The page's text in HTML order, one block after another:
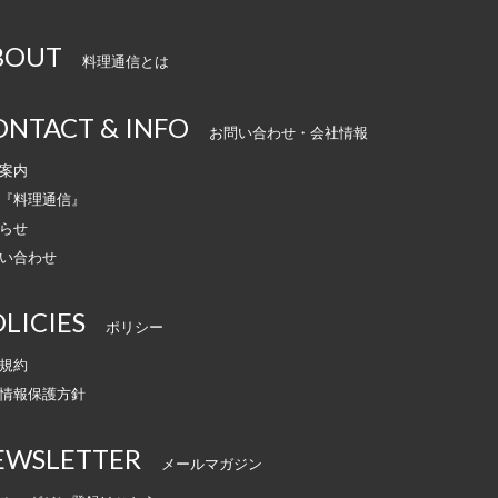
料理通信とは
& INFO お問い合わせ・会社情報
内
料理通信』
せ
合わせ
ポリシー
約
報保護方針
メールマガジン